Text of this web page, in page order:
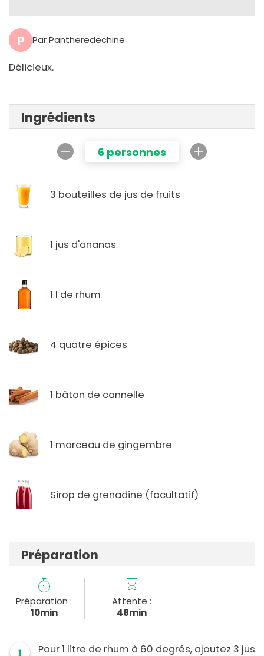
P Par Pantheredechine
Délicieux.
Ingrédients
6 personnes
3 bouteilles de jus de fruits
1 jus d'ananas
1 l de rhum
4 quatre épices
1 bâton de cannelle
1 morceau de gingembre
Sirop de grenadine (facultatif)
Préparation
Préparation :
10min
Attente :
48min
1 Pour 1 litre de rhum à 60 degrés, ajoutez 3 jus